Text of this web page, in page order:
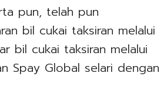
pun, telah pun
bil cukai taksiran melalui
bil cukai taksiran melalui
Spay Global selari dengan